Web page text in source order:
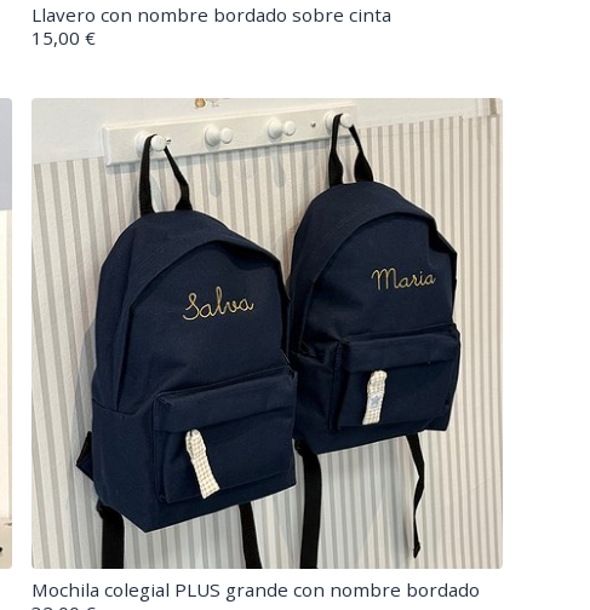
Llavero con nombre bordado sobre cinta
15,00 €
Mochila colegial PLUS grande con nombre bordado